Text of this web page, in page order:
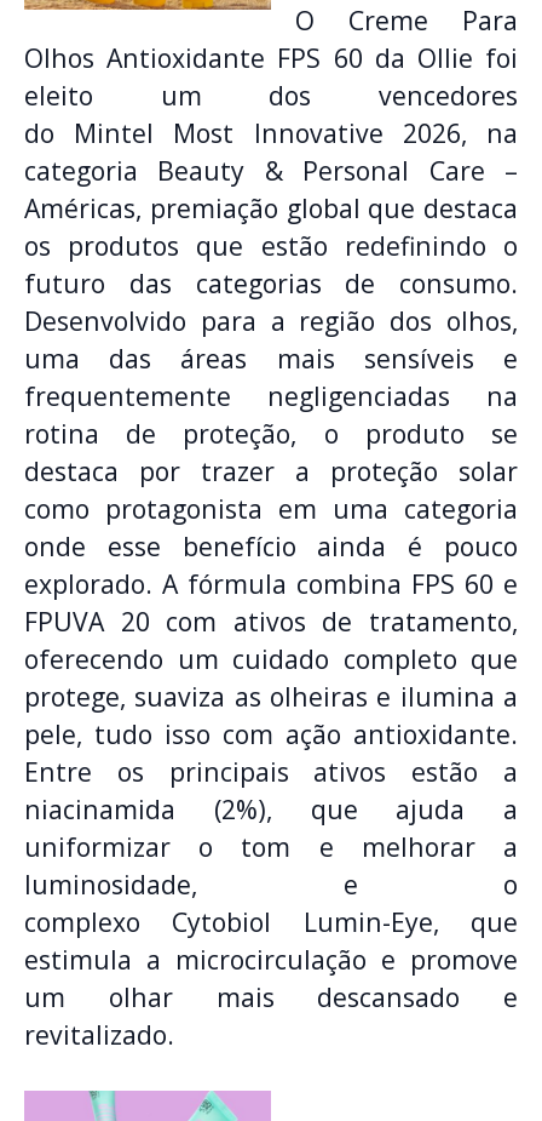
O Creme Para
Olhos Antioxidante FPS 60 da Ollie foi
eleito um dos vencedores
do Mintel Most Innovative 2026, na
categoria Beauty & Personal Care –
Américas, premiação global que destaca
os produtos que estão redefinindo o
futuro das categorias de consumo.
Desenvolvido para a região dos olhos,
uma das áreas mais sensíveis e
frequentemente negligenciadas na
rotina de proteção, o produto se
destaca por trazer a proteção solar
como protagonista em uma categoria
onde esse benefício ainda é pouco
explorado. A fórmula combina FPS 60 e
FPUVA 20 com ativos de tratamento,
oferecendo um cuidado completo que
protege, suaviza as olheiras e ilumina a
pele, tudo isso com ação antioxidante.
Entre os principais ativos estão a
niacinamida (2%), que ajuda a
uniformizar o tom e melhorar a
luminosidade, e o
complexo Cytobiol Lumin-Eye, que
estimula a microcirculação e promove
um olhar mais descansado e
revitalizado.